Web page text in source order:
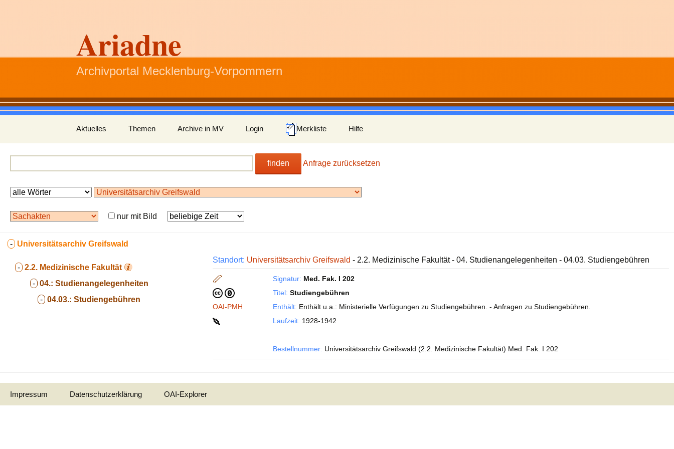
Ariadne
Archivportal Mecklenburg-Vorpommern
Inhalt
springen
Aktuelles Themen Archive in MV Login Merkliste Hilfe
finden Anfrage zurücksetzen
nur mit Bild
- Universitätsarchiv Greifswald
- 2.2. Medizinische Fakultät
- 04.: Studienangelegenheiten
- 04.03.: Studiengebühren
Standort: Universitätsarchiv Greifswald - 2.2. Medizinische Fakultät - 04. Studienangelegenheiten - 04.03. Studiengebühren
OAI-PMH
Signatur: Med. Fak. I 202
Titel: Studiengebühren
Enthält: Enthält u.a.: Ministerielle Verfügungen zu Studiengebühren. - Anfragen zu Studiengebühren.
Laufzeit: 1928-1942
Bestellnummer: Universitätsarchiv Greifswald (2.2. Medizinische Fakultät) Med. Fak. I 202
Impressum Datenschutzerklärung OAI-Explorer